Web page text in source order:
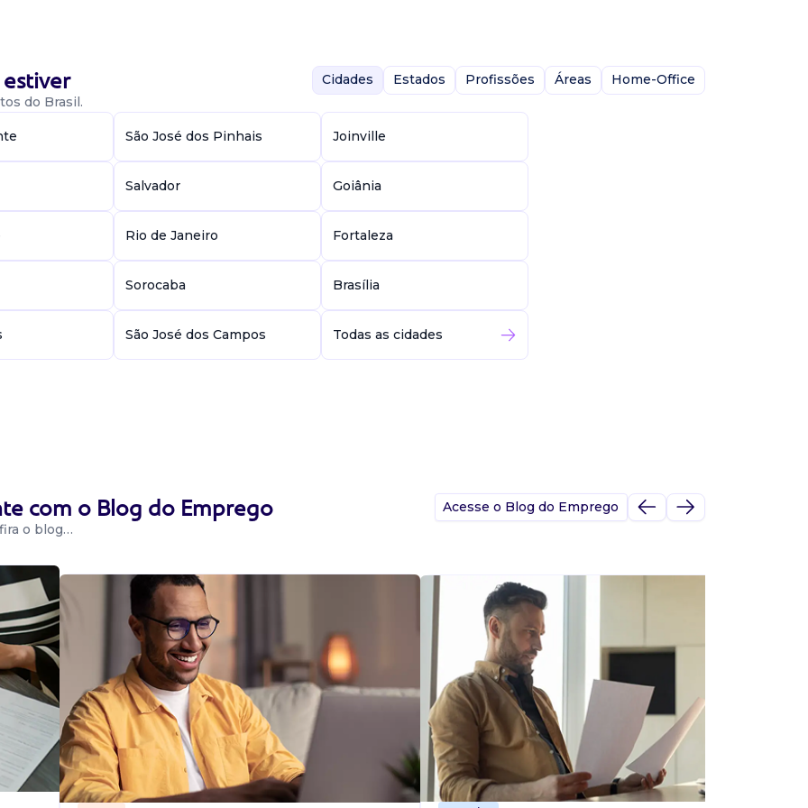
direto de
visi...
Desenvolver
direto de
Requisitos:
estoque.
+ assi...
única no
do Brasil.
Cidades Estados Profissões Áreas Home-Office
São José dos Pinhais Joinville
Salvador Goiânia
Rio de Janeiro Fortaleza
Sorocaba Brasília
São José dos Campos Todas as cidades
com o Blog do Emprego
o blog…
Acesse o Blog do Emprego